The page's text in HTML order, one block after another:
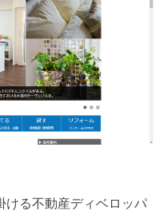
ける不動産ディベロッパ